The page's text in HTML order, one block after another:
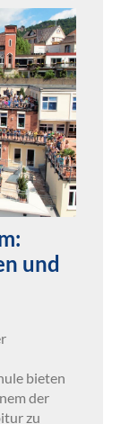
und
bieten
der
zu